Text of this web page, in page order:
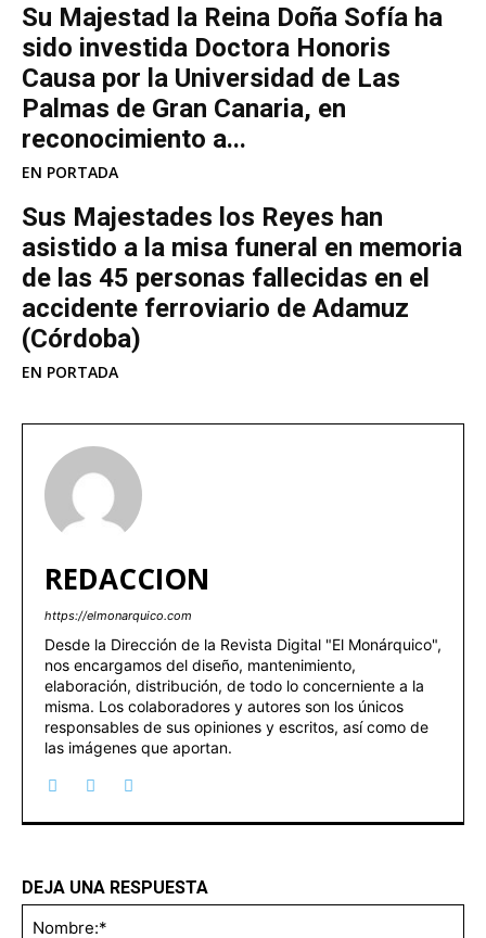
Su Majestad la Reina Doña Sofía ha
sido investida Doctora Honoris
Causa por la Universidad de Las
Palmas de Gran Canaria, en
reconocimiento a...
EN PORTADA
Sus Majestades los Reyes han
asistido a la misa funeral en memoria
de las 45 personas fallecidas en el
accidente ferroviario de Adamuz
(Córdoba)
EN PORTADA
REDACCION
https://elmonarquico.com
Desde la Dirección de la Revista Digital "El Monárquico",
nos encargamos del diseño, mantenimiento,
elaboración, distribución, de todo lo concerniente a la
misma. Los colaboradores y autores son los únicos
responsables de sus opiniones y escritos, así como de
las imágenes que aportan.
DEJA UNA RESPUESTA